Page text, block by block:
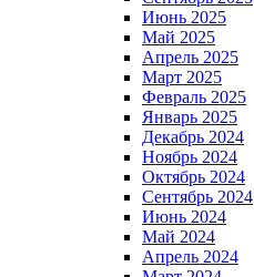
Июнь 2025
Май 2025
Апрель 2025
Март 2025
Февраль 2025
Январь 2025
Декабрь 2024
Ноябрь 2024
Октябрь 2024
Сентябрь 2024
Июнь 2024
Май 2024
Апрель 2024